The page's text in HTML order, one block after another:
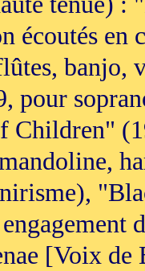
écoutés
banjo,
pour
Children"
[Voix